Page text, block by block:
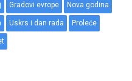
Gradovi evrope Nova godina
Uskrs i dan rada Proleće